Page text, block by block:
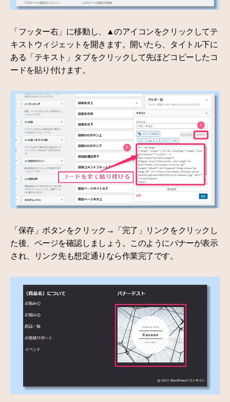
「フッター右」に移動し、▲のアイコンをクリックしてテ
キストウィジェットを開きます。開いたら、タイトル下に
ある「テキスト」タブをクリックして先ほどコピーしたコ
ードを貼り付けます。
「保存」ボタンをクリック→「完了」リンクをクリックし
た後、ページを確認しましょう。このようにバナーが表示
され、リンク先も想定通りなら作業完了です。